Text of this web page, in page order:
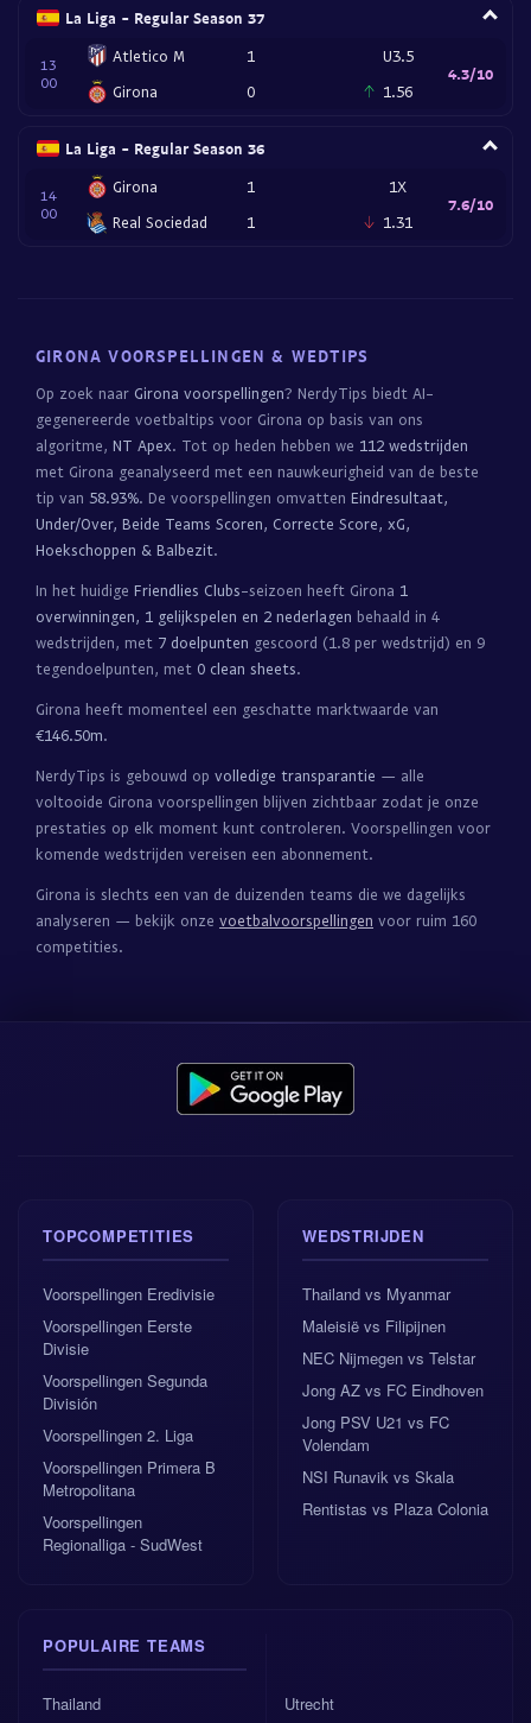
La Liga - Regular Season 37
13
00
Atletico M
Girona
1
0
U3.5
1.56
4.3/10
La Liga - Regular Season 36
14
00
Girona
Real Sociedad
1
1
1X
1.31
7.6/10
GIRONA VOORSPELLINGEN & WEDTIPS
Op zoek naar Girona voorspellingen? NerdyTips biedt AI-
gegenereerde voetbaltips voor Girona op basis van ons
algoritme, NT Apex. Tot op heden hebben we 112 wedstrijden
met Girona geanalyseerd met een nauwkeurigheid van de beste
tip van 58.93%. De voorspellingen omvatten Eindresultaat,
Under/Over, Beide Teams Scoren, Correcte Score, xG,
Hoekschoppen & Balbezit.
In het huidige Friendlies Clubs-seizoen heeft Girona 1
overwinningen, 1 gelijkspelen en 2 nederlagen behaald in 4
wedstrijden, met 7 doelpunten gescoord (1.8 per wedstrijd) en 9
tegendoelpunten, met 0 clean sheets.
Girona heeft momenteel een geschatte marktwaarde van
€146.50m.
NerdyTips is gebouwd op volledige transparantie — alle
voltooide Girona voorspellingen blijven zichtbaar zodat je onze
prestaties op elk moment kunt controleren. Voorspellingen voor
komende wedstrijden vereisen een abonnement.
Girona is slechts een van de duizenden teams die we dagelijks
analyseren — bekijk onze voetbalvoorspellingen voor ruim 160
competities.
TOPCOMPETITIES
Voorspellingen Eredivisie
Voorspellingen Eerste
Divisie
Voorspellingen Segunda
División
Voorspellingen 2. Liga
Voorspellingen Primera B
Metropolitana
Voorspellingen
Regionalliga - SudWest
WEDSTRIJDEN
Thailand vs Myanmar
Maleisië vs Filipijnen
NEC Nijmegen vs Telstar
Jong AZ vs FC Eindhoven
Jong PSV U21 vs FC
Volendam
NSI Runavik vs Skala
Rentistas vs Plaza Colonia
POPULAIRE TEAMS
Thailand
Utrecht